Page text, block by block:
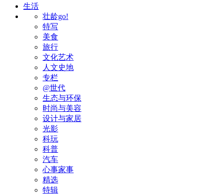
生活
壮龄go!
特写
美食
旅行
文化艺术
人文史地
专栏
@世代
生态与环保
时尚与美容
设计与家居
光影
科玩
科普
汽车
心事家事
精选
特辑